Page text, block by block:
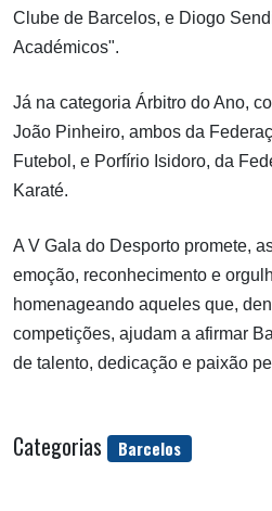
Clube de Barcelos, e Diogo
Académicos".
Já na categoria Árbitro do Ano,
João Pinheiro, ambos da
Futebol, e Porfírio Isidoro, da
Karaté.
A V Gala do Desporto promete,
emoção, reconhecimento e
homenageando aqueles que,
competições, ajudam a afirmar
de talento, dedicação e paixão
Categorias Barcelos